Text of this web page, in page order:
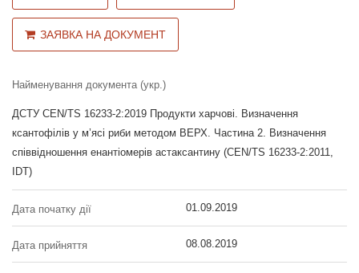
ЗАЯВКА НА ДОКУМЕНТ
Найменування документа (укр.)
ДСТУ CEN/TS 16233-2:2019 Продукти харчові. Визначення
ксантофілів у м’ясі риби методом ВЕРХ. Частина 2. Визначення
співвідношення енантіомерів астаксантину (CEN/TS 16233-2:2011,
IDT)
Дата початку дії 01.09.2019
Дата прийняття 08.08.2019